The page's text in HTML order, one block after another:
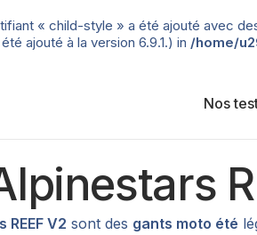
« child-style » a été ajouté avec
ajouté à la version 6.9.1.) in /home/
Nos
V2 sont des gants moto été